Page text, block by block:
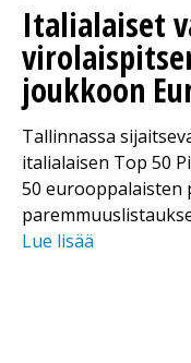
Italialaiset
joukkoon
Tallinnassa
italialaisen Top 50
50 eurooppalaisten
Lue lisää